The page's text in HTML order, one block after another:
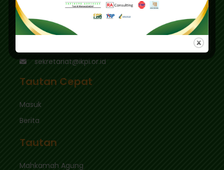
Pusdiklat :
Graha Mas Fatmawati Blok B4-5 Cipete Utara,
Kec. Keb. Baru Jl. Fatmawati Raya
sekretariat@ikpi.or.id
Tautan Cepat
Masuk
Berita
Tautan
Mahkamah Agung